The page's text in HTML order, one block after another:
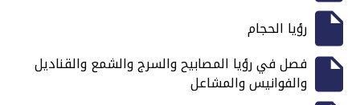
رؤيا الحجام
فصل في رؤيا المصابيح والسرج والشمع والقناديل
والفوانيس والمشاعل